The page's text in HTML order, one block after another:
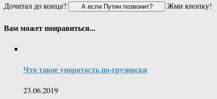
Дочитал до конца?
Жми кнопку!
Вам может понравиться...
Что такое упоротость по-грузински
23.06.2019